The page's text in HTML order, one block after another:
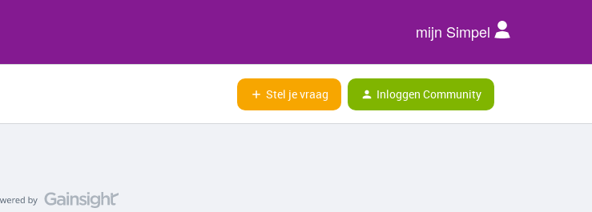
mijn Simpel
Stel je vraag Inloggen Community